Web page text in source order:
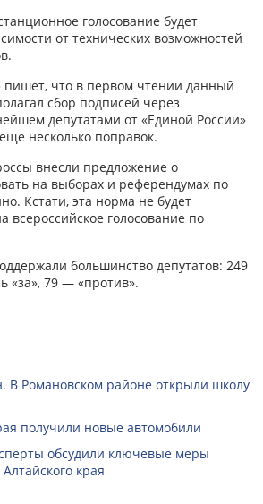
голосование будет
от технических возможностей
пишет, что в первом чтении данный
сбор подписей через
депутатами от «Единой России»
несколько поправок.
внесли предложение о
на выборах и референдумах по
Кстати, эта норма не будет
всероссийское голосование по
большинство депутатов: 249
«за», 79 — «против».
В Романовском районе открыли школу
получили новые автомобили
обсудили ключевые меры
края